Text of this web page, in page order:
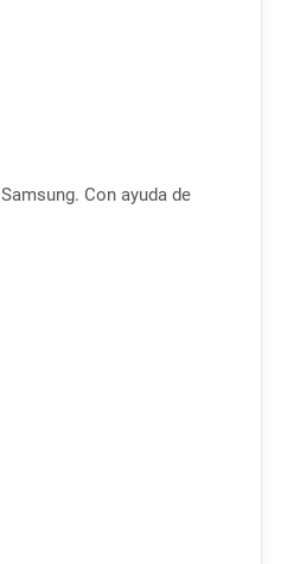
Con ayuda de